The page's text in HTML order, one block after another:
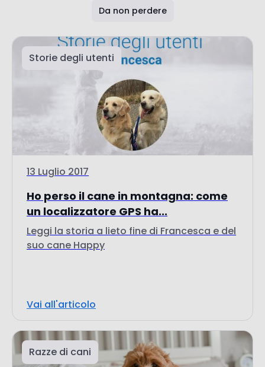
13 Luglio 2017
un localizzatore GPS ha...
Leggi la storia a lieto fine di Francesca e del
suo cane Happy
Razze di cani